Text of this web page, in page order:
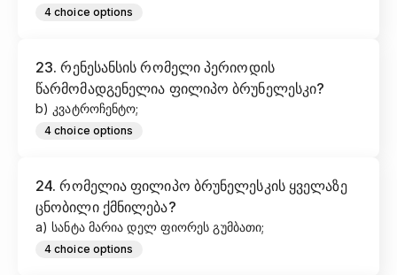
4 choice options
23.რენესანსის რომელი პერიოდის
წარმომადგენელია ფილიპო ბრუნელესკი?
b) კვატროჩენტო;
4 choice options
24.რომელია ფილიპო ბრუნელესკის ყველაზე
ცნობილი ქმნილება?
a) სანტა მარია დელ ფიორეს გუმბათი;
4 choice options